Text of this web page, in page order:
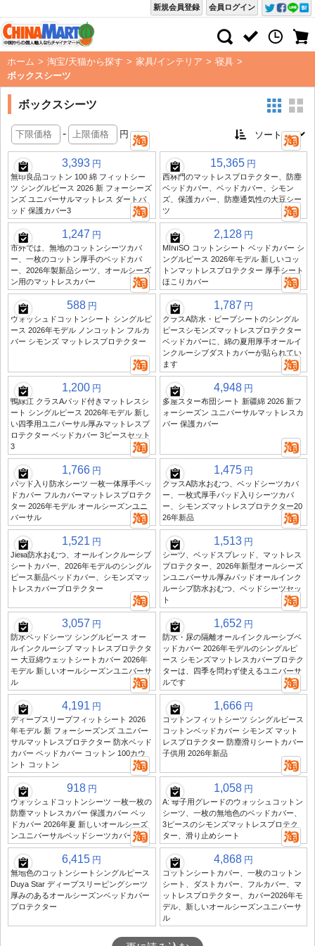
会員ログイン
新規会員登録
ホーム > 淘宝/天猫から探す > 家具/インテリア > 寝具 >
ボックスシーツ
ボックスシーツ
- 円
3,393 円
無印良品コットン 100 綿 フィットシー
ツ シングルピース 2026 新 フォーシーズ
ンズ ユニバーサルマットレス ダートパ
ッド 保護カバー3
15,365 円
西林門のマットレスプロテクター、防塵
ベッドカバー、ベッドカバー、シモン
ズ、保護カバー、防塵通気性の大豆シー
ツ
1,247 円
市外では、無地のコットンシーツカバ
ー、一枚のコットン厚手のベッドカバ
ー、2026年製新品シーツ、オールシーズ
ン用のマットレスカバー
2,128 円
MINISO コットンシート ベッドカバー シ
ングルピース 2026年モデル 新しいコッ
トンマットレスプロテクター 厚手シート
ほこりカバー
588 円
ウォッシュドコットンシート シングルピ
ース 2026年モデル ノンコットン フルカ
バー シモンズ マットレスプロテクター
1,787 円
クラスA防水・ピープシートのシングル
ピースシモンズマットレスプロテクター
ベッドカバーに、綿の夏用厚手オールイ
ンクルーシブダストカバーが貼られてい
ます
1,200 円
鴨緑江 クラスAパッド付きマットレスシ
ート シングルピース 2026年モデル 新し
い四季用ユニバーサル厚みマットレスプ
ロテクター ベッドカバー 3ピースセット
3
4,948 円
多屋スター布団シート 新疆綿 2026 新フ
ォーシーズン ユニバーサルマットレスカ
バー 保護カバー
1,766 円
パッド入り防水シーツ 一枚一体厚手ベッ
ドカバー フルカバーマットレスプロテク
ター 2026年モデル オールシーズンユニ
バーサル
1,475 円
クラスA防水おむつ、ベッドシーツカバ
ー、一枚式厚手パッド入りシーツカバ
ー、シモンズマットレスプロテクター20
26年新品
1,521 円
Jielia防水おむつ、オールインクルーシブ
シートカバー、2026年モデルのシングル
ピース新品ベッドカバー、シモンズマッ
トレスカバープロテクター
1,513 円
シーツ、ベッドスプレッド、マットレス
プロテクター、2026年新型オールシーズ
ンユニバーサル厚みパッドオールインク
ルーシブ防水おむつ、ベッドシーツセッ
ト
3,057 円
防水ベッドシーツ シングルピース オー
ルインクルーシブ マットレスプロテクタ
ー 大豆綿ウェットシートカバー 2026年
モデル 新しいオールシーズンユニバーサ
ル
1,652 円
防水・尿の隔離オールインクルーシブベ
ッドカバー 2026年モデルのシングルピ
ース シモンズマットレスカバープロテク
ターは、四季を問わず使えるユニバーサ
ルです
4,191 円
ディープスリープフィットシート 2026
年モデル 新 フォーシーズンズ ユニバー
サルマットレスプロテクター 防水ベッド
カバー ベッドカバー コットン 100カウ
ント コットン
1,666 円
コットンフィットシーツ シングルピース
コットンベッドカバー シモンズ マット
レスプロテクター 防塵滑りシートカバー
子供用 2026年新品
918 円
ウォッシュドコットンシーツ 一枚一枚の
防塵マットレスカバー 保護カバー ベッ
ドカバー 2026年夏 新しいオールシーズ
ンユニバーサルベッドシーツカバー
1,058 円
A: 母子用グレードのウォッシュコットン
シーツ、一枚の無地色のベッドカバー、
3ピースのシモンズマットレスプロテク
ター、滑り止めシート
6,415 円
無地色のコットンシートシングルピース
Duya Star ディープスリーピングシーツ
厚みのあるオールシーズンベッドカバー
プロテクター
4,868 円
コットンシートカバー、一枚のコットン
シート、ダストカバー、フルカバー、マ
ットレスプロテクター、カバー2026年モ
デル、新しいオールシーズンユニバーサ
ル